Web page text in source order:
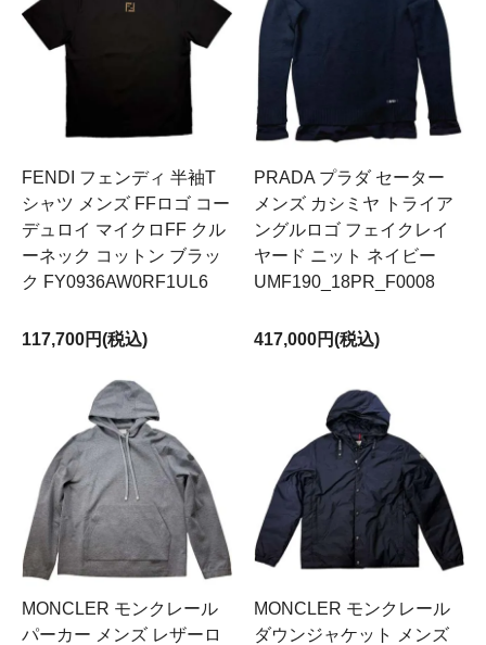
FENDI フェンディ 半袖T
シャツ メンズ FFロゴ コー
デュロイ マイクロFF クル
ーネック コットン ブラッ
ク FY0936AW0RF1UL6
117,700円(税込)
PRADA プラダ セーター
メンズ カシミヤ トライア
ングルロゴ フェイクレイ
ヤード ニット ネイビー
UMF190_18PR_F0008
417,000円(税込)
MONCLER モンクレール
パーカー メンズ レザーロ
MONCLER モンクレール
ダウンジャケット メンズ